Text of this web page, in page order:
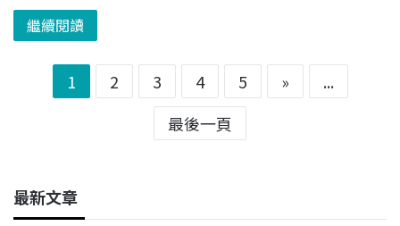
繼續閱讀
1 2 3 4 5 »
...
最後一頁
最新文章